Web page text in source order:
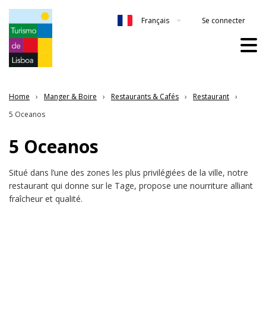
Français Se connecter
Home Manger & Boire Restaurants & Cafés
Restaurant
5 Oceanos
5 Oceanos
Situé dans l’une des zones les plus privilégiées de la ville, notre
restaurant qui donne sur le Tage, propose une nourriture alliant
fraîcheur et qualité.